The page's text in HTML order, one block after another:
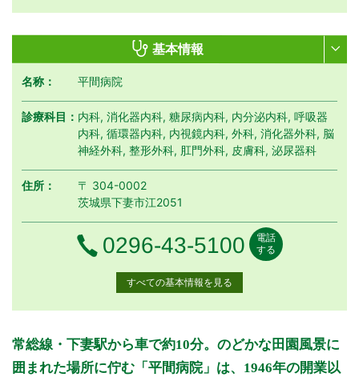
基本情報
名称： 平間病院
診療科目： 内科, 消化器内科, 糖尿病内科, 内分泌内科, 呼吸器
内科, 循環器内科, 内視鏡内科, 外科, 消化器外科, 脳
神経外科, 整形外科, 肛門外科, 皮膚科, 泌尿器科
住所：
〒 304-0002
茨城県下妻市江2051
電話番号
0296-43-5100
電話
する
すべての基本情報を見る
診療時間 月 月曜日
火 火曜日
水 木曜日
金 金曜日
土土曜日
日日曜日
祝
9:00〜12:00
● ● ● ● ●
●
常総線・下妻駅から車で約10分。のどかな田園風景に
囲まれた場所に佇む「平間病院」は、1946年の開業以